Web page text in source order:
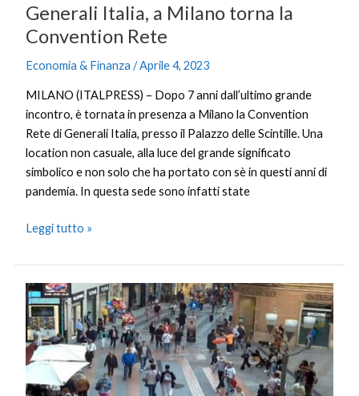
Generali Italia, a Milano torna la
Convention Rete
Economia & Finanza /Aprile 4, 2023
MILANO (ITALPRESS) – Dopo 7 anni dall’ultimo grande
incontro, è tornata in presenza a Milano la Convention
Rete di Generali Italia, presso il Palazzo delle Scintille. Una
location non casuale, alla luce del grande significato
simbolico e non solo che ha portato con sè in questi anni di
pandemia. In questa sede sono infatti state
Leggi tutto »
A
Pasqua
vacanze
più
lunghe
e